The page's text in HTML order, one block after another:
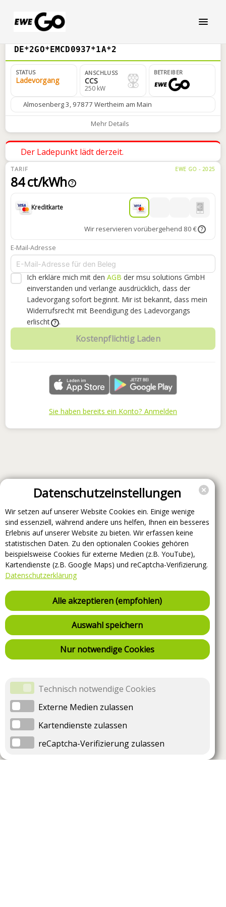
DE*2GO*EMCD0937*1A*2
STATUS
Ladevorgang
ANSCHLUSS
CCS
250 kW
BETREIBER
Almosenberg 3, 97877 Wertheim am Main
Mehr Details
Der Ladepunkt lädt derzeit.
TARIF EWE GO - 2025
84 ct/kWh ?
Kreditkarte
Wir reservieren vorübergehend 80 € ?
E-Mail-Adresse
Ich erkläre mich mit den AGB der msu solutions GmbH
einverstanden und verlange ausdrücklich, dass der
Ladevorgang sofort beginnt. Mir ist bekannt, dass mein
Widerrufsrecht mit Beendigung des Ladevorgangs
erlischt
? .
Kostenpflichtig Laden
Sie haben bereits ein Konto? Anmelden
Datenschutzeinstellungen
Wir setzen auf unserer Website Cookies ein. Einige wenige
sind essenziell, während andere uns helfen, Ihnen ein besseres
Erlebnis auf unserer Website zu bieten. Wir erfassen keine
statistischen Daten. Zu den optionalen Cookies gehören
beispielsweise Cookies für externe Medien (z.B. YouTube),
Kartendienste (z.B. Google Maps) und reCaptcha-Verifizierung.
Datenschutzerklärung
Alle akzeptieren (empfohlen)
Auswahl speichern
Nur notwendige Cookies
Technisch notwendige Cookies
Externe Medien zulassen
Kartendienste zulassen
reCaptcha-Verifizierung zulassen